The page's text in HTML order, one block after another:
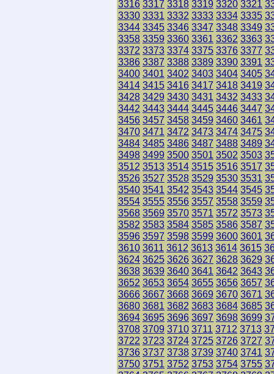
3316 3317 3318 3319 3320 3321
3330 3331 3332 3333 3334 3335
3344 3345 3346 3347 3348 3349
3358 3359 3360 3361 3362 3363
3372 3373 3374 3375 3376 3377
3386 3387 3388 3389 3390 3391
3400 3401 3402 3403 3404 3405
3414 3415 3416 3417 3418 3419
3428 3429 3430 3431 3432 3433
3442 3443 3444 3445 3446 3447
3456 3457 3458 3459 3460 3461
3470 3471 3472 3473 3474 3475
3484 3485 3486 3487 3488 3489
3498 3499 3500 3501 3502 3503
3512 3513 3514 3515 3516 3517
3526 3527 3528 3529 3530 3531
3540 3541 3542 3543 3544 3545
3554 3555 3556 3557 3558 3559
3568 3569 3570 3571 3572 3573
3582 3583 3584 3585 3586 3587
3596 3597 3598 3599 3600 3601
3610 3611 3612 3613 3614 3615
3624 3625 3626 3627 3628 3629
3638 3639 3640 3641 3642 3643
3652 3653 3654 3655 3656 3657
3666 3667 3668 3669 3670 3671
3680 3681 3682 3683 3684 3685
3694 3695 3696 3697 3698 3699
3708 3709 3710 3711 3712 3713
3722 3723 3724 3725 3726 3727
3736 3737 3738 3739 3740 3741
3750 3751 3752 3753 3754 3755